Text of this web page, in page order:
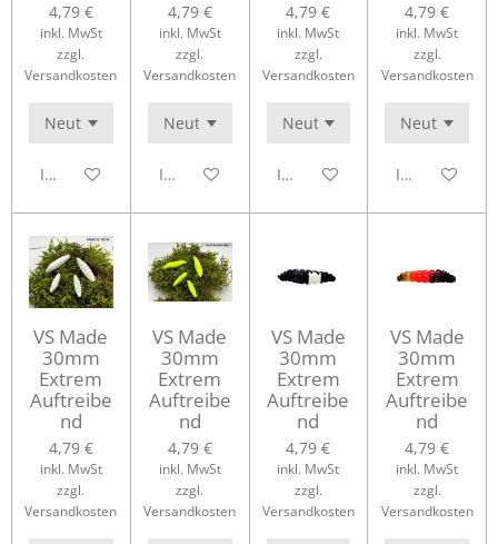
4,79 €
inkl. MwSt
zzgl.
Versandkosten
In den Warenkorb
4,79 €
inkl. MwSt
zzgl.
Versandkosten
In den Warenkorb
4,79 €
inkl. MwSt
zzgl.
Versandkosten
In den Warenkorb
4,79 €
inkl. MwSt
zzgl.
Versandkosten
In den
VS Made
30mm
Extrem
Auftreibe
nd
4,79 €
inkl. MwSt
zzgl.
Versandkosten
VS Made
30mm
Extrem
Auftreibe
nd
4,79 €
inkl. MwSt
zzgl.
Versandkosten
VS Made
30mm
Extrem
Auftreibe
nd
4,79 €
inkl. MwSt
zzgl.
Versandkosten
VS Made
30mm
Extrem
Auftreibe
nd
4,79 €
inkl. MwSt
zzgl.
Versandkosten